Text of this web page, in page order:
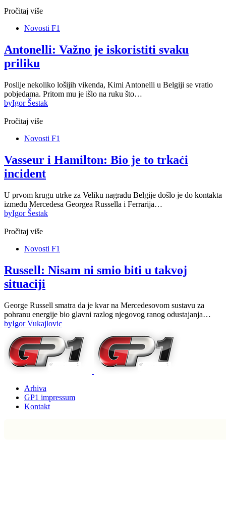
Pročitaj više
Novosti F1
Antonelli: Važno je iskoristiti svaku
priliku
Poslije nekoliko lošijih vikenda, Kimi Antonelli u Belgiji se vratio
pobjedama. Pritom mu je išlo na ruku što…
byIgor Šestak
Pročitaj više
Novosti F1
Vasseur i Hamilton: Bio je to trkaći
incident
U prvom krugu utrke za Veliku nagradu Belgije došlo je do kontakta
između Mercedesa Georgea Russella i Ferrarija…
byIgor Šestak
Pročitaj više
Novosti F1
Russell: Nisam ni smio biti u takvoj
situaciji
George Russell smatra da je kvar na Mercedesovom sustavu za
pohranu energije bio glavni razlog njegovog ranog odustajanja…
byIgor Vukajlovic
Arhiva
GP1 impressum
Kontakt